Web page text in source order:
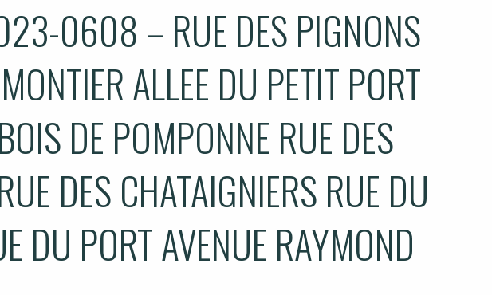
0608 – RUE DES PIGNONS
ALLEE DU PETIT PORT
DE POMPONNE RUE DES
DES CHATAIGNIERS RUE DU
DU PORT AVENUE RAYMOND